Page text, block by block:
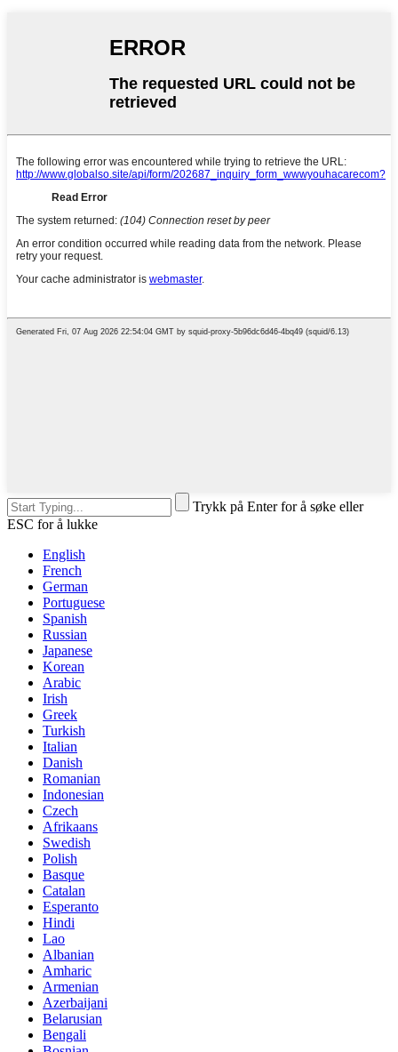
Trykk på Enter for å søke eller
ESC for å lukke
English
French
German
Portuguese
Spanish
Russian
Japanese
Korean
Arabic
Irish
Greek
Turkish
Italian
Danish
Romanian
Indonesian
Czech
Afrikaans
Swedish
Polish
Basque
Catalan
Esperanto
Hindi
Lao
Albanian
Amharic
Armenian
Azerbaijani
Belarusian
Bengali